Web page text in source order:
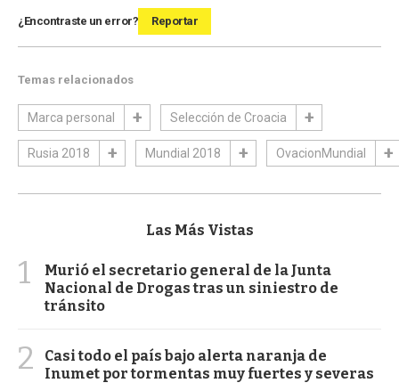
¿Encontraste un error? Reportar
Temas relacionados
Marca personal Selección de Croacia
Rusia 2018 Mundial 2018 OvacionMundial
Las Más Vistas
1
Murió el secretario general de la Junta
Nacional de Drogas tras un siniestro de
tránsito
2
Casi todo el país bajo alerta naranja de
Inumet por tormentas muy fuertes y severas